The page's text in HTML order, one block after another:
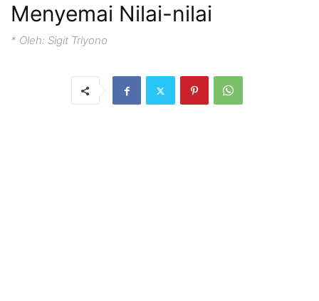
Menyemai Nilai-nilai
* Oleh: Sigit Triyono